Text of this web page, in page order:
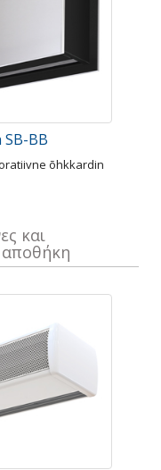
BB
õhkkardin
και
αποθήκη